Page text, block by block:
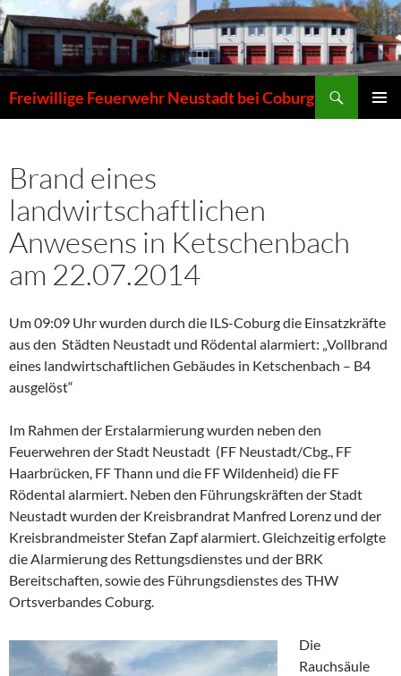
Zum
Inhalt
springen
Freiwillige Feuerwehr Neustadt bei Coburg
Brand eines
landwirtschaftlichen
Anwesens in Ketschenbach
am 22.07.2014
Um 09:09 Uhr wurden durch die ILS-Coburg die Einsatzkräfte
aus den Städten Neustadt und Rödental alarmiert: „Vollbrand
eines landwirtschaftlichen Gebäudes in Ketschenbach – B4
ausgelöst“
Im Rahmen der Erstalarmierung wurden neben den
Feuerwehren der Stadt Neustadt (FF Neustadt/Cbg., FF
Haarbrücken, FF Thann und die FF Wildenheid) die FF
Rödental alarmiert. Neben den Führungskräften der Stadt
Neustadt wurden der Kreisbrandrat Manfred Lorenz und der
Kreisbrandmeister Stefan Zapf alarmiert. Gleichzeitig erfolgte
die Alarmierung des Rettungsdienstes und der BRK
Bereitschaften, sowie des Führungsdienstes des THW
Ortsverbandes Coburg.
Die
Rauchsäule